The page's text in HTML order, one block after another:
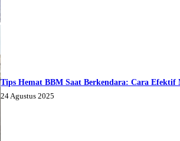
Tips Hemat BBM Saat Berkendara: Cara Efektif
24 Agustus 2025